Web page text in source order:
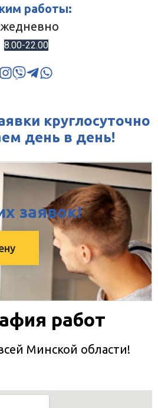
работы:
8.00-22.00
круглосуточно
день в день!
заявок!
работ
Минской области!